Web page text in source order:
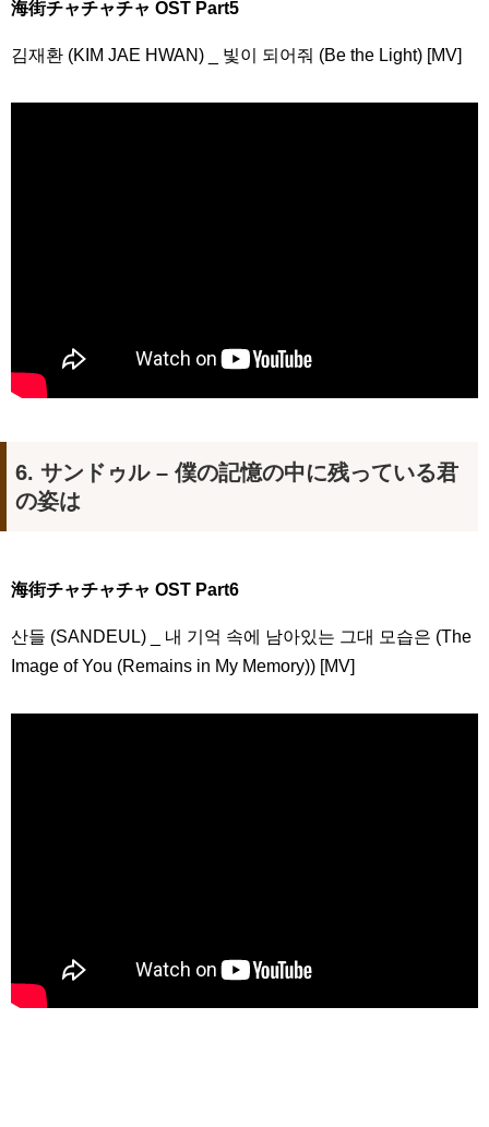
海街チャチャチャ OST Part5
김재환 (KIM JAE HWAN) _ 빛이 되어줘 (Be the Light) [MV]
6. サンドゥル – 僕の記憶の中に残っている君
の姿は
海街チャチャチャ OST Part6
산들 (SANDEUL) _ 내 기억 속에 남아있는 그대 모습은 (The
Image of You (Remains in My Memory)) [MV]